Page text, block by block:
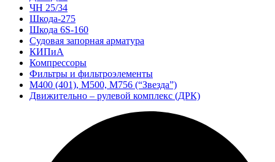
ЧН 25/34
Шкода-275
Шкода 6S-160
Судовая запорная арматура
КИПиА
Компрессоры
Фильтры и фильтроэлементы
М400 (401), М500, М756 (“Звезда”)
Движительно – рулевой комплекс (ДРК)